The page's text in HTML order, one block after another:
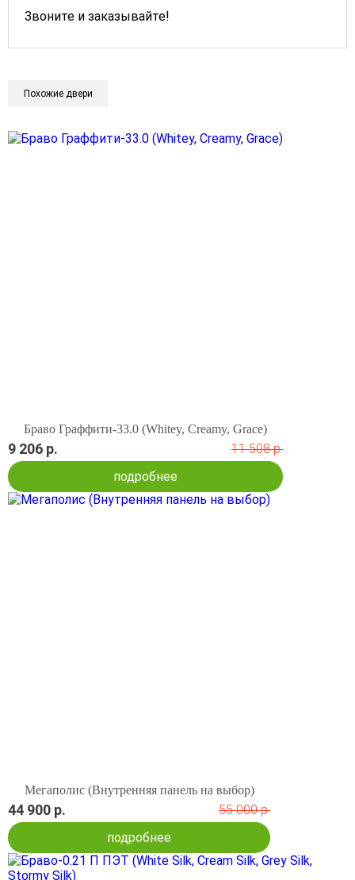
Звоните и заказывайте!
Похожие двери
Браво Граффити-33.0 (Whitey, Creamy, Grace)
9 206 р.
11 508 р.
подробнее
Мегаполис (Внутренняя панель на выбор)
44 900 р.
55 000 р.
подробнее